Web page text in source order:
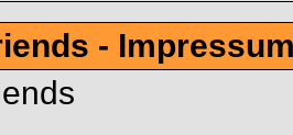
-